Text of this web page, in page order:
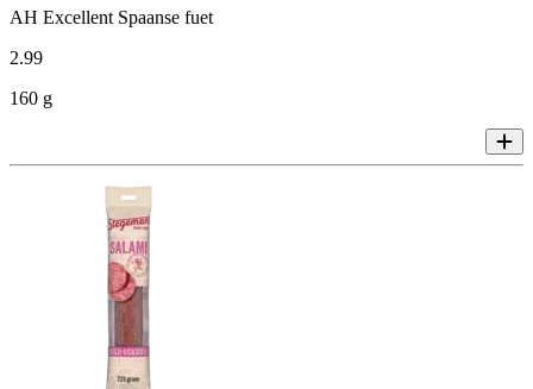
AH Excellent Spaanse fuet
2.99
160 g